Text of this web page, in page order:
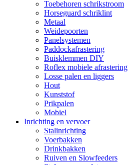
Toebehoren schrikstroom
Horseguard schriklint
Metaal
Weidepoorten
Panelsystemen
Paddockafrastering
Buisklemmen DIY
Roflex mobiele afrastering
Losse palen en liggers
Hout
Kunststof
Prikpalen
Mobiel
Inrichting en vervoer
Stalinrichting
Voerbakken
Drinkbakken
Ruiven en Slowfeeders